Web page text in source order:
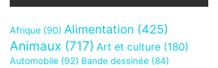
Afrique (90) Alimentation (425)
Animaux (717) Art et culture (180)
Automobile (92) Bande dessinée (84)